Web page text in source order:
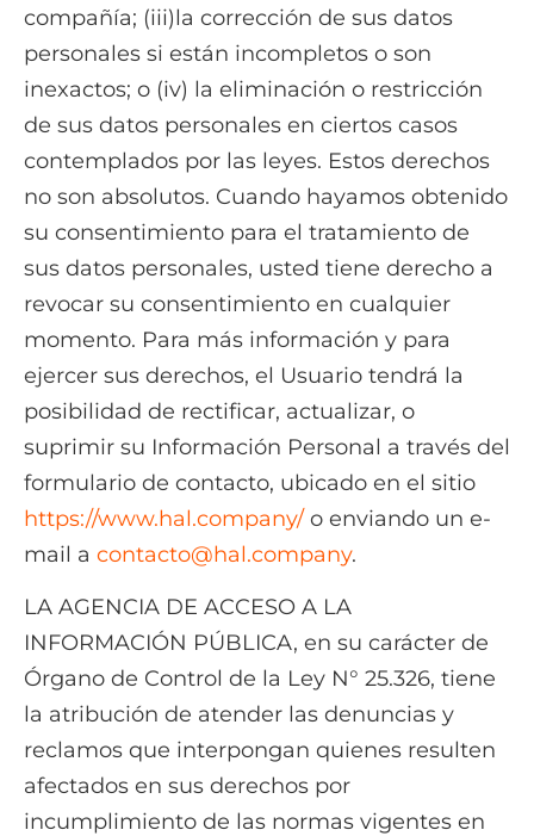
compañía; (iii)la corrección de sus datos
personales si están incompletos o son
inexactos; o (iv) la eliminación o restricción
de sus datos personales en ciertos casos
contemplados por las leyes. Estos derechos
no son absolutos. Cuando hayamos obtenido
su consentimiento para el tratamiento de
sus datos personales, usted tiene derecho a
revocar su consentimiento en cualquier
momento. Para más información y para
ejercer sus derechos, el Usuario tendrá la
posibilidad de rectificar, actualizar, o
suprimir su Información Personal a través del
formulario de contacto, ubicado en el sitio
https://www.hal.company/ o enviando un e-
mail a contacto@hal.company.
LA AGENCIA DE ACCESO A LA
INFORMACIÓN PÚBLICA, en su carácter de
Órgano de Control de la Ley N° 25.326, tiene
la atribución de atender las denuncias y
reclamos que interpongan quienes resulten
afectados en sus derechos por
incumplimiento de las normas vigentes en